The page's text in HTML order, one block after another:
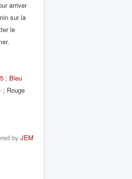
arriver
sur la
le
; Bleu
; Rouge
by JEM